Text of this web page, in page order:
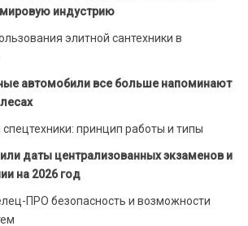
индустрию
элитной сантехники в
автомобили все больше напоминают
принцип работы и типы
даты централизованных экзаменов и
на 2026 год
ПРО безопасность и возможности